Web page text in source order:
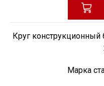
Круг
Марка